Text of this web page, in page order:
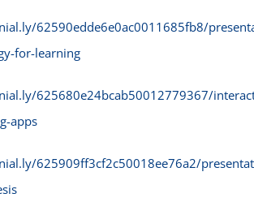
62590edde6e0ac0011685fb8/
for-learning
625680e24bcab50012779367/
apps
625909ff3cf2c50018ee76a2/